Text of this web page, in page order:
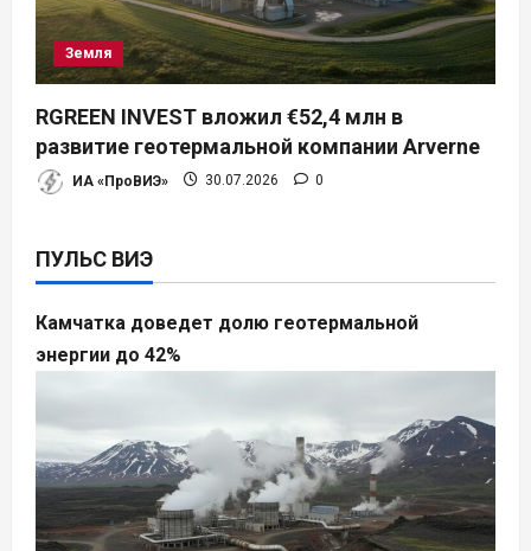
Земля
RGREEN INVEST вложил €52,4 млн в
развитие геотермальной компании Arverne
ИА «ПроВИЭ» 30.07.2026 0
ПУЛЬС ВИЭ
Камчатка доведет долю геотермальной
энергии до 42%